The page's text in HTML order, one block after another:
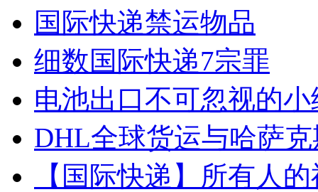
国际快递禁运物品
细数国际快递7宗罪
电池出口不可忽视的
DHL全球货运与哈萨
【国际快递】所有人